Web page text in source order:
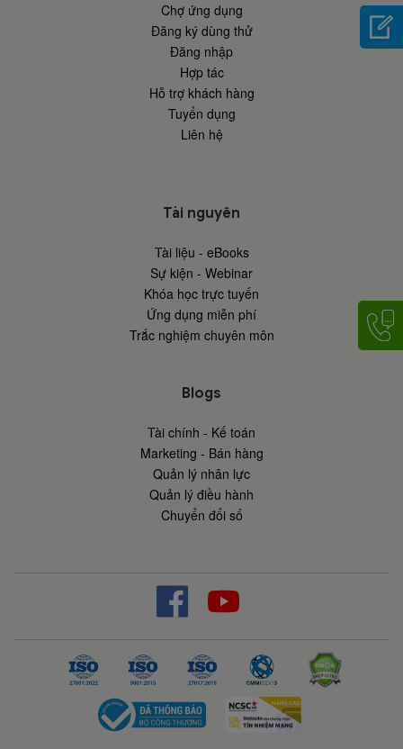
Chợ ứng dụng
Đăng ký dùng thử
Đăng nhập
Hợp tác
Hỗ trợ khách hàng
Tuyển dụng
Liên hệ
Tài nguyên
Tài liệu - eBooks
Sự kiện - Webinar
Khóa học trực tuyến
Ứng dụng miễn phí
Trắc nghiệm chuyên môn
Blogs
Tài chính - Kế toán
Marketing - Bán hàng
Quản lý nhân lực
Quản lý điều hành
Chuyển đổi số